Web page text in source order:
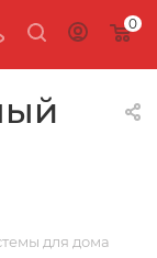
0
для дома